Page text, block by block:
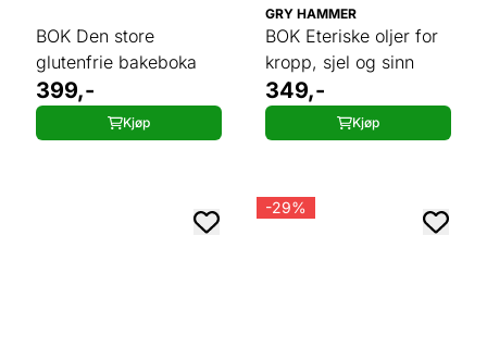
BOK Den store
glutenfrie bakeboka
399,-
Kjøp
GRY HAMMER
BOK Eteriske oljer for
kropp, sjel og sinn
349,-
Kjøp
-29%